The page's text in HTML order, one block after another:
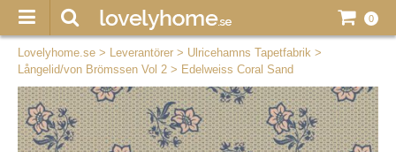
0
Lovelyhome.se > Leverantörer > Ulricehamns Tapetfabrik >
Långelid/von Brömssen Vol 2 > Edelweiss Coral Sand